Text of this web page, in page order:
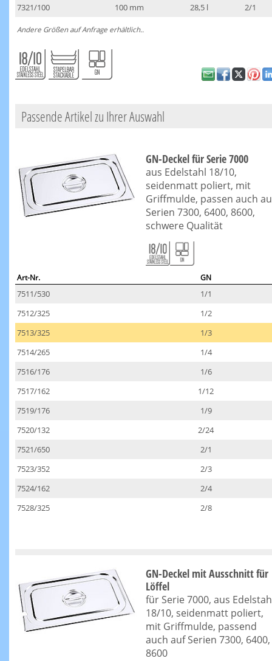
7321/100 100 mm 28,5 l 2/1
Andere Größen auf Anfrage erhältlich..
Passende Artikel zu Ihrer Auswahl
GN-Deckel für Serie 7000
aus Edelstahl 18/10,
seidenmatt poliert, mit
Griffmulde, passen auch
Serien 7300, 6400, 8600,
schwere Qualität
Art-Nr. GN
7511/530
1/1
7512/325
1/2
7513/325
1/3
7514/265
1/4
7516/176
1/6
7517/162
1/12
7519/176
1/9
7520/132
2/24
7521/650
2/1
7523/352
2/3
7524/162
2/4
7528/325
2/8
GN-Deckel mit Ausschnitt für
Löffel
für Serie 7000, aus
18/10, seidenmatt poliert,
mit Griffmulde, passend
auch auf Serien 7300, 6400,
8600